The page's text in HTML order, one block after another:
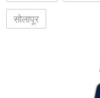
सोलापूर